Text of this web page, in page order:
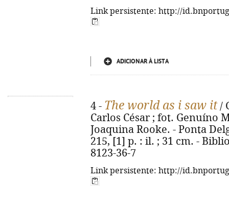
Link persistente: http://
ADICIONAR À LISTA
4 - The world as i saw it/
Carlos César ; fot. Genuíno
Joaquina Rooke. - Ponta
215, [1] p. : il. ; 31 cm. -
8123-36-7
Link persistente: http://